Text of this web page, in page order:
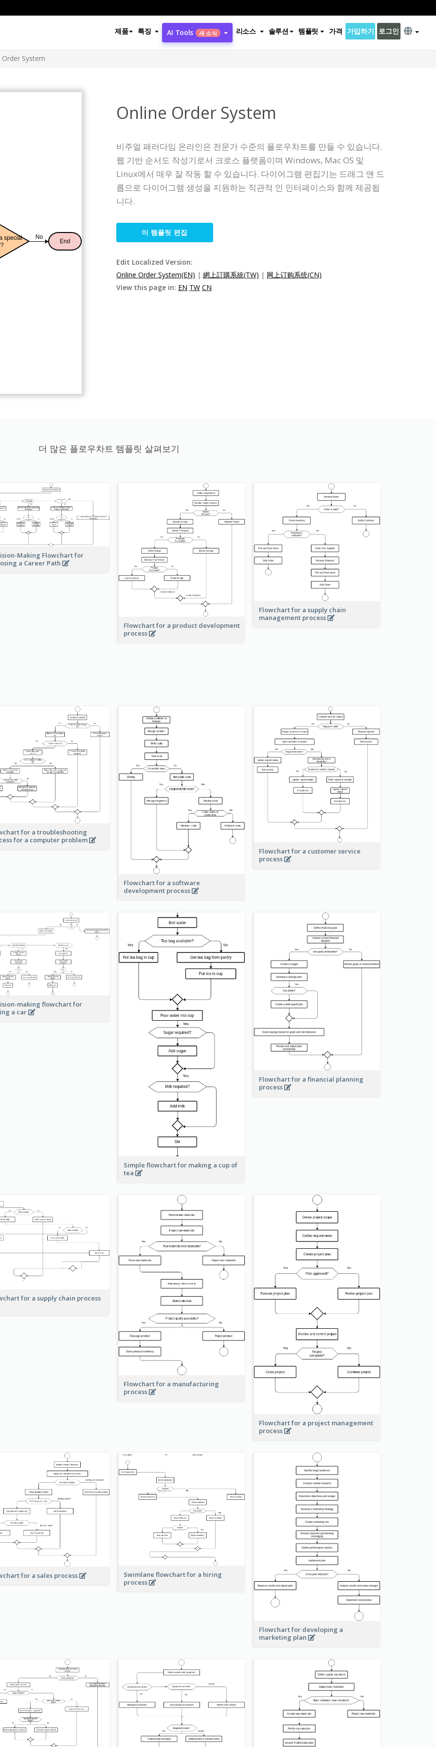
제품 특징 AI Tools 새 소식 리소스 솔루션 템플릿 가격 가입하기 로그인
Order System
Online Order System
비주얼 패러다임 온라인은 전문가 수준의 플로우차트를 만들 수 있습니다.
웹 기반 순서도 작성기로서 크로스 플랫폼이며 Windows, Mac OS 및
Linux에서 매우 잘 작동 할 수 있습니다. 다이어그램 편집기는 드래그 앤 드
롭으로 다이어그램 생성을 지원하는 직관적 인 인터페이스와 함께 제공됩
니다.
이 템플릿 편집
Edit Localized Version:
Online Order System(EN) | 網上訂購系統(TW) | 网上订购系统(CN)
View this page in: EN TW CN
더 많은 플로우차트 템플릿 살펴보기
Making Flowchart for
a Career Path
Flowchart for a product development
process
Flowchart for a supply chain
management process
for a troubleshooting
for a computer problem
Flowchart for a software
development process
Flowchart for a customer service
process
making flowchart for
a car
Simple flowchart for making a cup of
tea
Flowchart for a financial planning
process
for a supply chain process
Flowchart for a manufacturing
process
Flowchart for a project management
process
for a sales process
Swimlane flowchart for a hiring
process
Flowchart for developing a
marketing plan